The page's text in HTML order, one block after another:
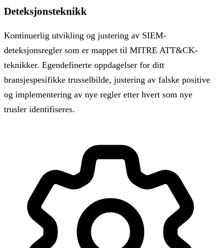
Deteksjonsteknikk
Kontinuerlig utvikling og justering av SIEM-
deteksjonsregler som er mappet til MITRE ATT&CK-
teknikker. Egendefinerte oppdagelser for ditt
bransjespesifikke trusselbilde, justering av falske positive
og implementering av nye regler etter hvert som nye
trusler identifiseres.